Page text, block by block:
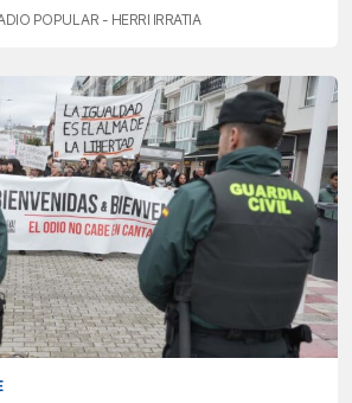
POPULAR - HERRI IRRATIA